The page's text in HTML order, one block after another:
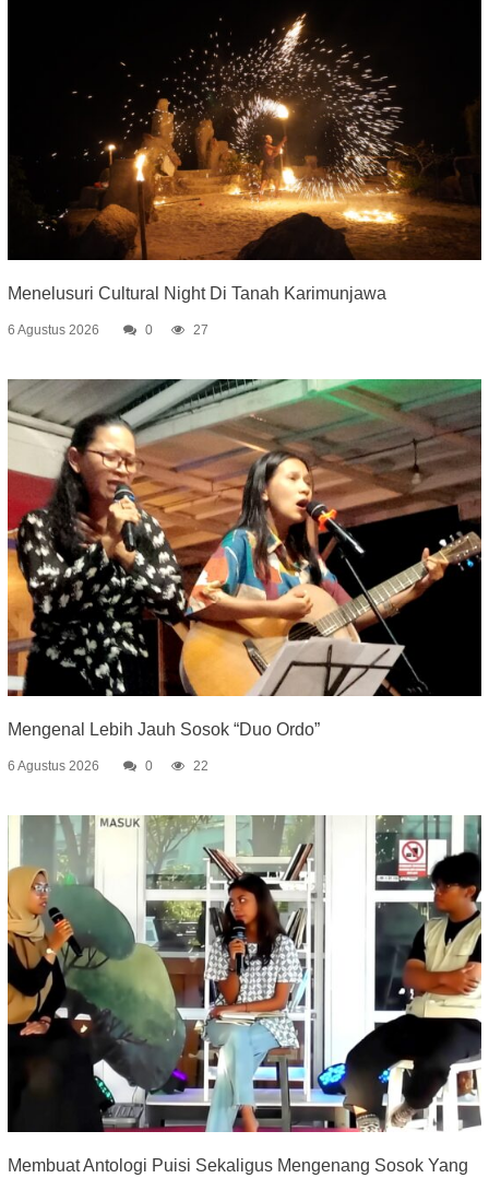
Menelusuri Cultural Night Di Tanah Karimunjawa
6 Agustus 2026 0 27
Mengenal Lebih Jauh Sosok “Duo Ordo”
6 Agustus 2026 0 22
Membuat Antologi Puisi Sekaligus Mengenang Sosok Yang